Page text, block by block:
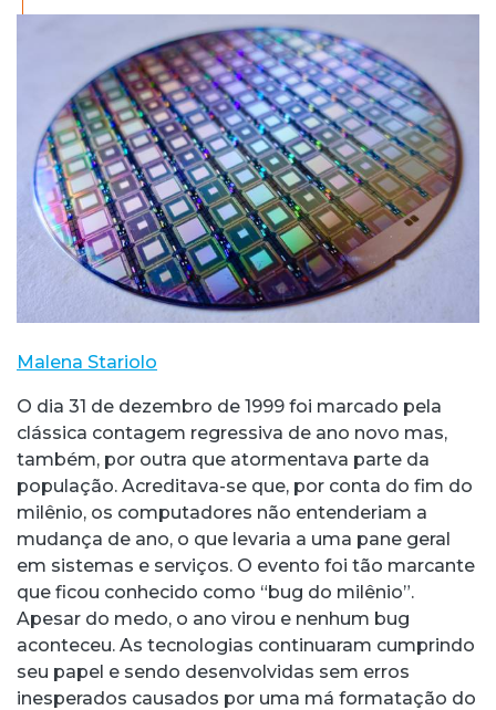
Malena Stariolo
O dia 31 de dezembro de 1999 foi marcado pela
clássica contagem regressiva de ano novo mas,
também, por outra que atormentava parte da
população. Acreditava-se que, por conta do fim do
milênio, os computadores não entenderiam a
mudança de ano, o que levaria a uma pane geral
em sistemas e serviços. O evento foi tão marcante
que ficou conhecido como “bug do milênio”.
Apesar do medo, o ano virou e nenhum bug
aconteceu. As tecnologias continuaram cumprindo
seu papel e sendo desenvolvidas sem erros
inesperados causados por uma má formatação do